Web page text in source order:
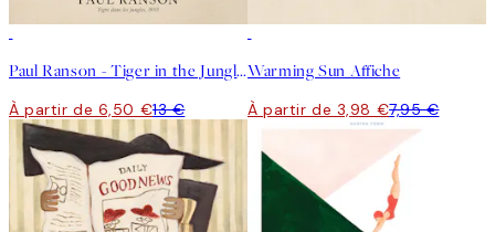
Paul Ranson - Tiger in the Jungle Affiche
À partir de 6,50 €13 €
Warming Sun Affiche
À partir de 3,98 €7,95 €